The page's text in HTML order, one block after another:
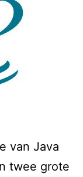
van Java
twee grote